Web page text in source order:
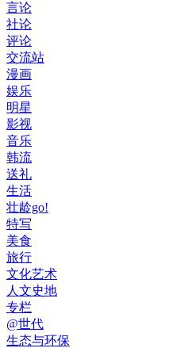
言论
社论
评论
交流站
漫画
娱乐
明星
影视
音乐
韩流
送礼
生活
壮龄go!
特写
美食
旅行
文化艺术
人文史地
专栏
@世代
生态与环保